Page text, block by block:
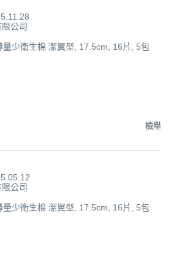
公司
少衛生棉 潔翼型, 17.5cm, 16片, 5包
檢舉
公司
少衛生棉 潔翼型, 17.5cm, 16片, 5包